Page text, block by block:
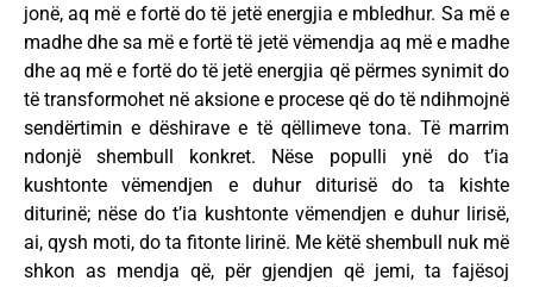
jonë, aq më e fortë do të jetë energjia e mbledhur. Sa më e
madhe dhe sa më e fortë të jetë vëmendja aq më e madhe
dhe aq më e fortë do të jetë energjia që përmes synimit do
të transformohet në aksione e procese që do të ndihmojnë
sendërtimin e dëshirave e të qëllimeve tona. Të marrim
ndonjë shembull konkret. Nëse populli ynë do t’ia
kushtonte vëmendjen e duhur diturisë do ta kishte
diturinë; nëse do t’ia kushtonte vëmendjen e duhur lirisë,
ai, qysh moti, do ta fitonte lirinë. Me këtë shembull nuk më
shkon as mendja që, për gjendjen që jemi, ta fajësoj